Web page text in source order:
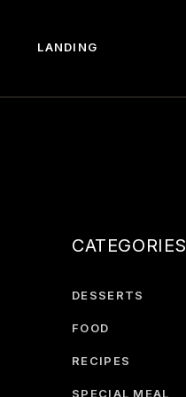
LANDING
CATEGORIES
DESSERTS
FOOD
RECIPES
SPECIAL MEAL